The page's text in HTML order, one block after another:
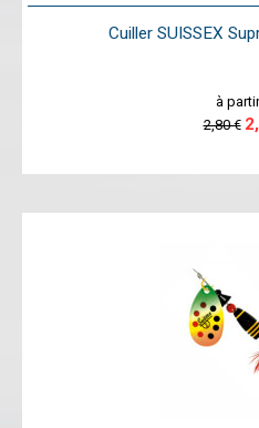
Cuiller SUISSEX
à
2,80 €